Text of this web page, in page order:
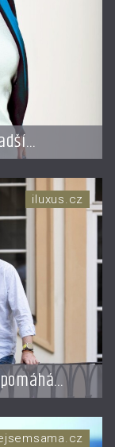
iluxus.cz